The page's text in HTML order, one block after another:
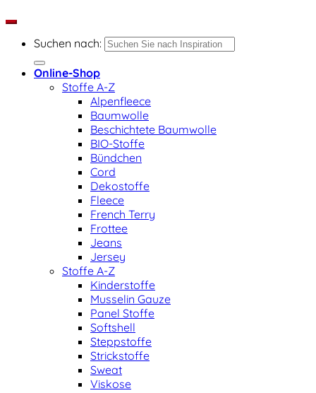
Suchen nach:
Online-Shop
Stoffe A-Z
Alpenfleece
Baumwolle
Beschichtete Baumwolle
BIO-Stoffe
Bündchen
Cord
Dekostoffe
Fleece
French Terry
Frottee
Jeans
Jersey
Stoffe A-Z
Kinderstoffe
Musselin Gauze
Panel Stoffe
Softshell
Steppstoffe
Strickstoffe
Sweat
Viskose